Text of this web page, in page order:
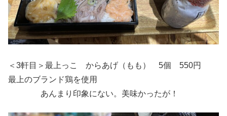
＜3軒目＞最上っこ からあげ（もも） 5個 550円
最上のブランド鶏を使用
あんまり印象にない。美味かったが！